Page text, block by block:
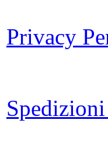
Privacy
Spedizioni